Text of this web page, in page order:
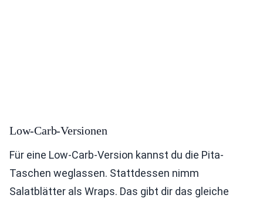
Low-Carb-Versionen
Für eine Low-Carb-Version kannst du die Pita-
Taschen weglassen. Stattdessen nimm
Salatblätter als Wraps. Das gibt dir das gleiche